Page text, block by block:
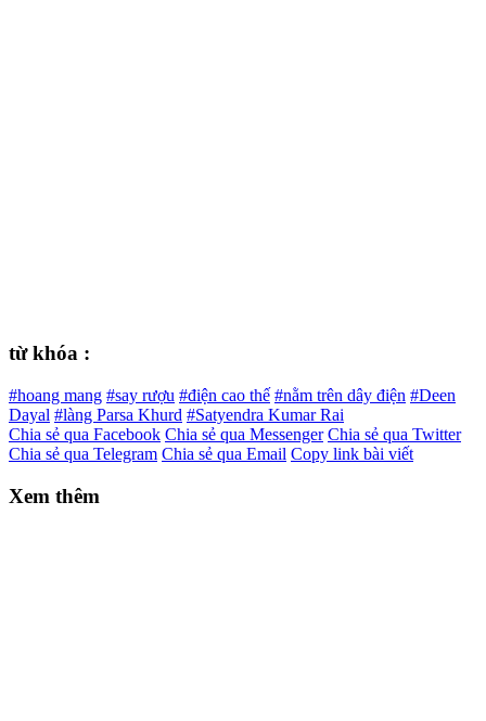
từ khóa :
#hoang mang #say rượu #điện cao thế #nằm trên dây điện #Deen
Dayal #làng Parsa Khurd #Satyendra Kumar Rai
Chia sẻ qua Facebook Chia sẻ qua Messenger Chia sẻ qua Twitter
Chia sẻ qua Telegram Chia sẻ qua Email Copy link bài viết
Xem thêm